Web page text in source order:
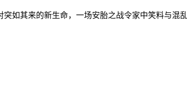
如其来的新生命，一场安胎之战令家中笑料与混